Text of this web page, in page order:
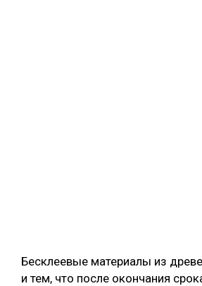
Бесклеевые материалы из
и тем, что после окончания